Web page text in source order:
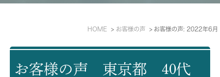
HOME お客様の声 お客様の声: 2022年6月
お客様の声 東京都 40代